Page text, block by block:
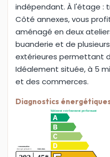
indépendant. À l'étage :
Côté annexes, vous
aménagé en deux
buanderie et de
extérieures permettant
Idéalement située, à 5
et des commerces.
Diagnostics